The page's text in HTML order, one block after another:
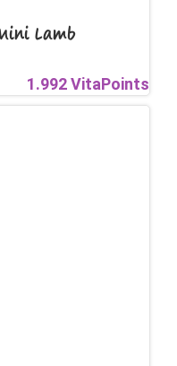
Lamb
1.992 VitaPoints